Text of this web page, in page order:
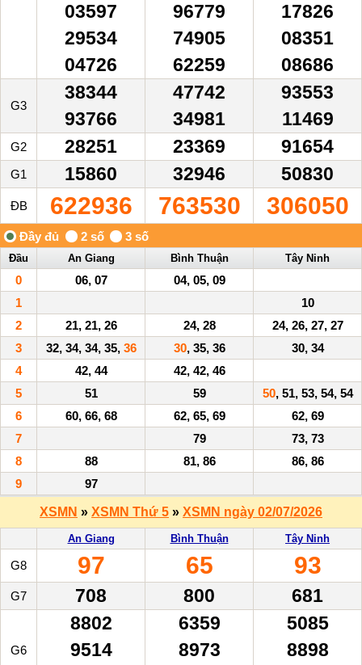
03597
29534
04726
96779
74905
62259
17826
08351
08686
G3
38344
93766
47742
34981
93553
11469
G2 28251 23369 91654
G1 15860 32946 50830
ĐB 622936 763530 306050
Đầu An Giang Bình Thuận Tây Ninh
0 06, 07
04, 05, 09
1
10
2
21, 21, 26 24, 28
24, 26, 27, 27
3
32, 34, 34, 35, 36 30, 35, 36
30, 34
4
42, 44
42, 42, 46
5
51 59 50, 51, 53, 54, 54
6
60, 66, 68 62, 65, 69
62, 69
7
79
73, 73
8
88 81, 86
86, 86
9
97
XSMN » XSMN Thứ 5 » XSMN ngày 02/07/2026
An Giang Bình Thuận Tây Ninh
G8 97 65 93
G7 708 800 681
G6
8802
9514
6359
8973
5085
8898